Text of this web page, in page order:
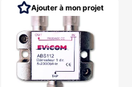
Ajouter à mon projet